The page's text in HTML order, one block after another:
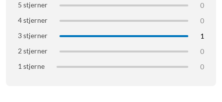
5 stjerner
0
4 stjerner
0
3 stjerner
1
2 stjerner
0
1 stjerne
0